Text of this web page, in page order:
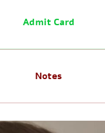
Admit Card
Notes